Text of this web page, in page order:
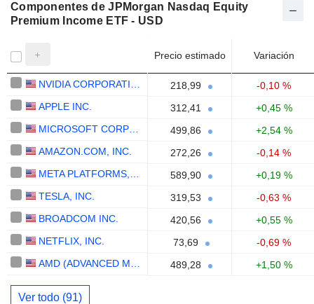
Componentes de JPMorgan Nasdaq Equity
Premium Income ETF - USD
Precio estimado Variación
218,99
-0,10 %
APPLE INC.
312,41
+0,45 %
499,86
+2,54 %
AMAZON.COM, INC.
272,26
-0,14 %
589,90
+0,19 %
TESLA, INC.
319,53
-0,63 %
BROADCOM INC.
420,56
+0,55 %
NETFLIX, INC.
73,69
-0,69 %
489,28 +1,50 %
Ver todo (91)